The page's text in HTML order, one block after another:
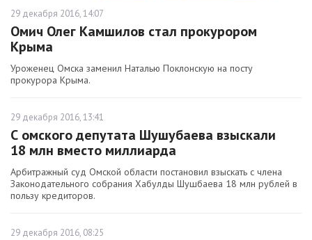
29 декабря 2016, 14:07
Омич Олег Камшилов стал прокурором
Крыма
Уроженец Омска заменил Наталью Поклонскую на посту
прокурора Крыма.
29 декабря 2016, 13:41
С омского депутата Шушубаева взыскали
18 млн вместо миллиарда
Арбитражный суд Омской области постановил взыскать с члена
Законодательного собрания Хабулды Шушбаева 18 млн рублей в
пользу кредиторов.
29 декабря 2016, 08:25